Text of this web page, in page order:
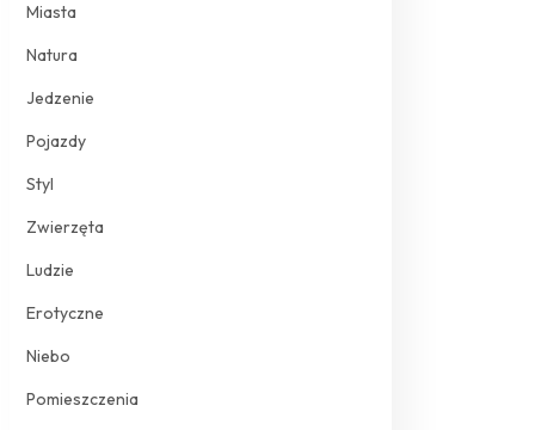
Miasta
Natura
Jedzenie
Pojazdy
Styl
Zwierzęta
Ludzie
Erotyczne
Niebo
Pomieszczenia